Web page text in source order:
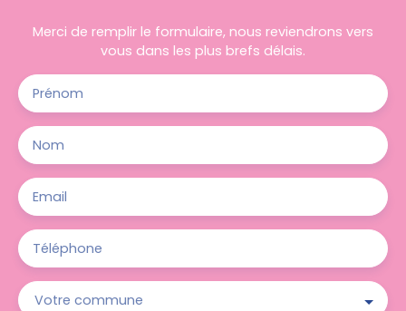
Merci de remplir le formulaire, nous reviendrons vers
vous dans les plus brefs délais.
Prénom
Nom
Email
Téléphone
Votre commune